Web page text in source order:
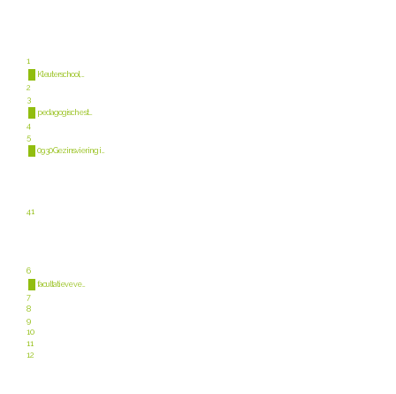
1
Kleuterschool, ...
2
3
pedagogische st ...
4
5
09:30 Gezinsviering i ...
41
6
facultatieve ve ...
7
8
9
10
11
12